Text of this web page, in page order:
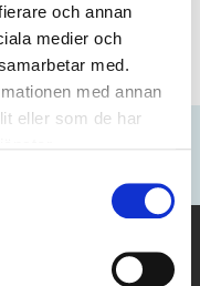
och annan
medier och
med.
med annan
eller som de har